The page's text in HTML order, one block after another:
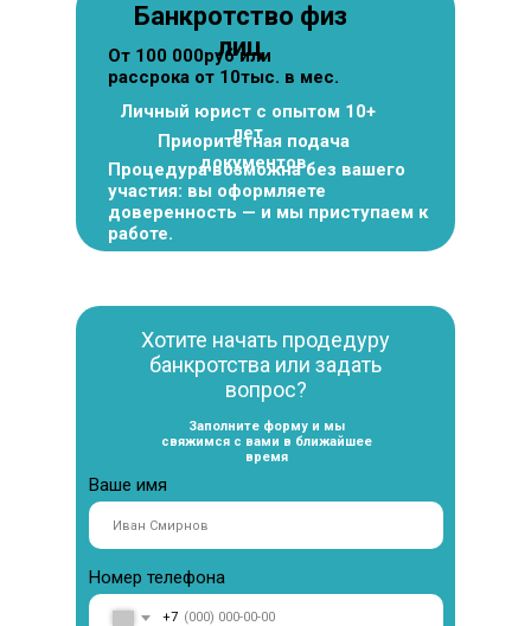
Банкротство физ
лиц
От 100 000руб или
рассрока от 10тыс. в мес.
Личный юрист с опытом 10+
лет
Приоритетная подача
документов
Процедура возможна без вашего
участия: вы оформляете
доверенность — и мы приступаем к
работе.
Хотите начать продедуру
банкротства или задать
вопрос?
Заполните форму и мы
свяжимся с вами в ближайшее
время
Ваше имя
Номер телефона
+7